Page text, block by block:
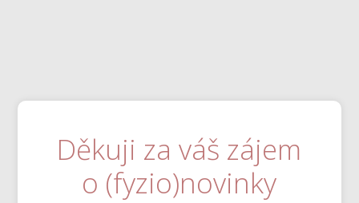
Děkuji za váš zájem
o (fyzio)novinky